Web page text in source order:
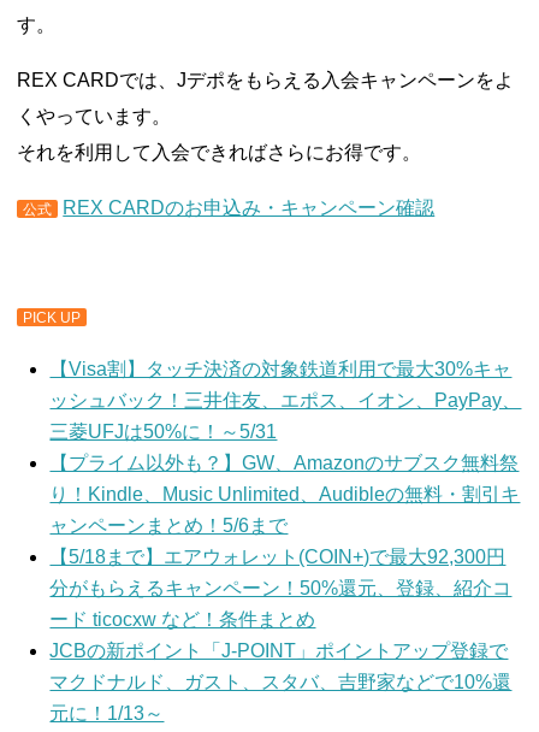
す。
REX CARDでは、Jデポをもらえる入会キャンペーンをよ
くやっています。
それを利用して入会できればさらにお得です。
公式 REX CARDのお申込み・キャンペーン確認
PICK UP
【Visa割】タッチ決済の対象鉄道利用で最大30%キャ
ッシュバック！三井住友、エポス、イオン、PayPay、
三菱UFJは50%に！～5/31
【プライム以外も？】GW、Amazonのサブスク無料祭
り！Kindle、Music Unlimited、Audibleの無料・割引キ
ャンペーンまとめ！5/6まで
【5/18まで】エアウォレット(COIN+)で最大92,300円
分がもらえるキャンペーン！50%還元、登録、紹介コ
ード ticocxw など！条件まとめ
JCBの新ポイント「J-POINT」ポイントアップ登録で
マクドナルド、ガスト、スタバ、吉野家などで10%還
元に！1/13～